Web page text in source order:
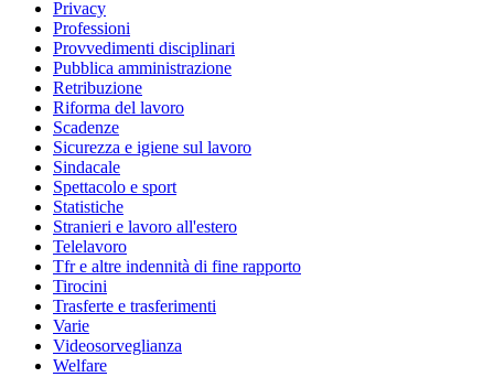
Privacy
Professioni
Provvedimenti disciplinari
Pubblica amministrazione
Retribuzione
Riforma del lavoro
Scadenze
Sicurezza e igiene sul lavoro
Sindacale
Spettacolo e sport
Statistiche
Stranieri e lavoro all'estero
Telelavoro
Tfr e altre indennità di fine rapporto
Tirocini
Trasferte e trasferimenti
Varie
Videosorveglianza
Welfare